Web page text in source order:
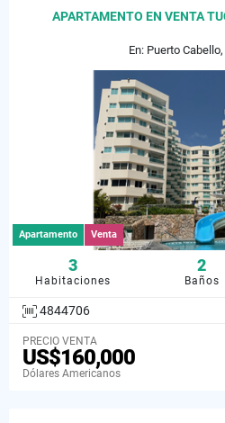
APARTAMENTO EN VENTA
En: Puerto
Apartamento Venta
3
Habitaciones
2
Baños
4844706
PRECIO VENTA
US$160,000
Dólares Americanos